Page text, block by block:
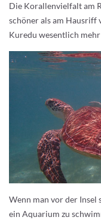
Die Korallenvielfalt am
schöner als am Hausriff
Kuredu wesentlich
Wenn man vor der Insel
ein Aquarium zu